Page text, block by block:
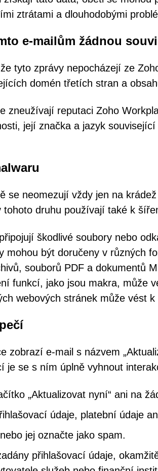
ztrátami a dlouhodobými
e-mailům žádnou
tyto zprávy nepocházejí ze
domén třetích stran a
zneužívají reputaci Zoho
její značka a jazyk
se neomezují vždy jen na
tohoto druhu používají také k
škodlivé soubory nebo
mohou být doručeny v různých
souborů PDF a dokumentů
funkcí, jako jsou makra, může
webových stránek může vést
zobrazí e-mail s názvem
je se s ním úplně vyhnout
„Aktualizovat nyní“ ani na
údaje, platební údaje
jej označte jako spam.
přihlašovací údaje,